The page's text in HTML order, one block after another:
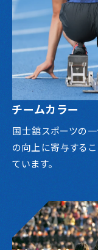
チームカラー
国士舘スポーツの
の向上に寄与する
ています。